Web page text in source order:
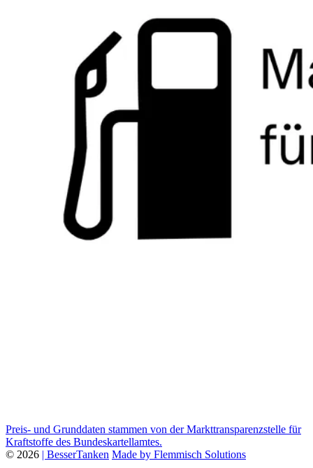
Preis- und Grunddaten stammen von der Markttransparenzstelle für
Kraftstoffe des Bundeskartellamtes.
© 2026 | BesserTanken Made by Flemmisch Solutions